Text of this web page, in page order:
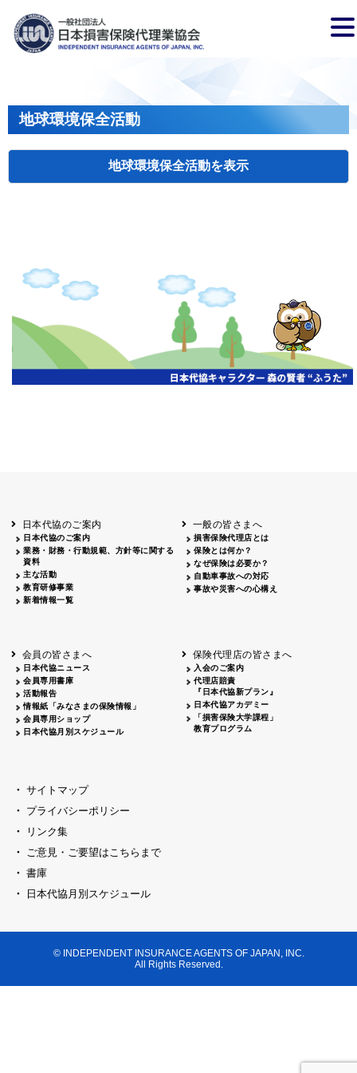
地球環境保全活動
地球環境保全活動
タイトル
岩手
クリーンアップキャンペーン
長野 飯田 飯田市大宮桜並木清掃活動
兵庫 2026.04.29 姫路城みどりの美化キャンペーン
2026.06.06 クリーン作戦 岡山
鳥取砂丘一斉清掃 鳥取
日本代協のご案内
日本代協のご案内
業務・財務・行動規範、方針等に関する
資料
主な活動
教育研修事業
新着情報一覧
一般の皆さまへ
損害保険代理店とは
保険とは何か？
なぜ保険は必要か？
自動車事故への対応
事故や災害への心構え
会員の皆さまへ
日本代協ニュース
会員専用書庫
活動報告
情報紙「みなさまの保険情報」
会員専用ショップ
日本代協月別スケジュール
保険代理店の皆さまへ
入会のご案内
代理店賠責
『日本代協新プラン』
日本代協アカデミー
「損害保険大学課程」
教育プログラム
サイトマップ
プライバシーポリシー
リンク集
ご意見・ご要望はこちらまで
書庫
日本代協月別スケジュール
© INDEPENDENT INSURANCE AGENTS OF JAPAN, INC.
All Rights Reserved.